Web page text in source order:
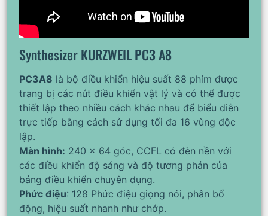
Synthesizer KURZWEIL PC3 A8
PC3A8 là bộ điều khiển hiệu suất 88 phím được
trang bị các nút điều khiển vật lý và có thể được
thiết lập theo nhiều cách khác nhau để biểu diễn
trực tiếp bằng cách sử dụng tối đa 16 vùng độc
lập.
Màn hình: 240 x 64 góc, CCFL có đèn nền với
các điều khiển độ sáng và độ tương phản của
bảng điều khiển chuyên dụng.
Phức điệu: 128 Phức điệu giọng nói, phân bổ
động, hiệu suất nhanh như chớp.